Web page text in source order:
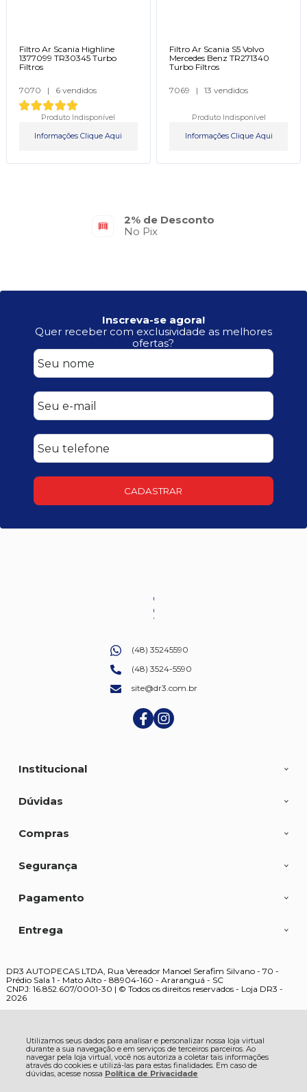
Utilizamos seus dados para analisar e personalizar nossa loja virtual
durante a sua navegação e em serviços de terceiros parceiros. Ao
navegar pela loja virtual, você nos autoriza a coletar tais informações
através do cookies e utilizá-las para estas finalidades. Em caso de
dúvidas, acesse nossa Política de Privacidade
Filtro Ar Scania Highline
1377099 TR30345 Turbo
Filtros
7070 | 6 vendidos
Produto Indisponível
Informações Clique Aqui
Filtro Ar Scania S5 Volvo
Mercedes Benz TR271340
Turbo Filtros
7069 | 13 vendidos
Produto Indisponível
Informações Clique Aqui
Parcelamento em até 6x
No Cartão de Crédito
Inscreva-se agora!
Quer receber com exclusividade as melhores
ofertas?
CADASTRAR
(48) 35245590
(48) 3524-5590
site@dr3.com.br
Institucional
Dúvidas
Compras
Segurança
Pagamento
Entrega
DR3 AUTOPECAS LTDA, Rua Vereador Manoel Serafim Silvano - 70 -
Prédio Sala 1 - Mato Alto - 88904-160 - Araranguá - SC
CNPJ: 16.852.607/0001-30 | © Todos os direitos reservados - Loja DR3 -
2026